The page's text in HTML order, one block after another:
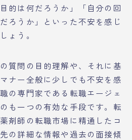
的は何だろうか」「自分の回
ろうか」といった不安を感じ
ょう。
質問の目的理解や、それに基
ナー全般に少しでも不安を感
の専門家である転職エージェ
も一つの有効な手段です。転
剤師の転職市場に精通したコ
の詳細な情報や過去の面接傾